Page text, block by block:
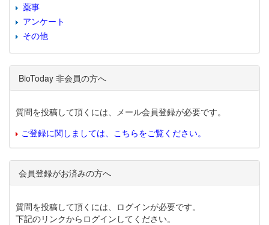
薬事
アンケート
その他
BioToday 非会員の方へ
質問を投稿して頂くには、メール会員登録が必要です。
ご登録に関しましては、こちらをご覧ください。
会員登録がお済みの方へ
質問を投稿して頂くには、ログインが必要です。
下記のリンクからログインしてください。